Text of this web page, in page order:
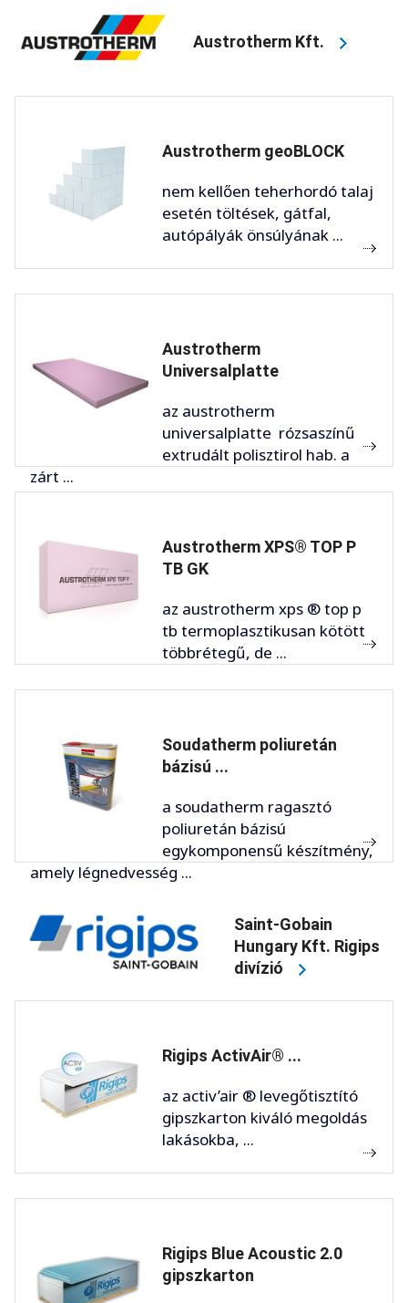
Austrotherm Kft.
Austrotherm geoBLOCK
nem kellően teherhordó talaj
esetén töltések, gátfal,
autópályák önsúlyának ...
Austrotherm
Universalplatte
az austrotherm
universalplatte rózsaszínű
extrudált polisztirol hab. a
zárt ...
Austrotherm XPS® TOP P
TB GK
az austrotherm xps ® top p
tb termoplasztikusan kötött
többrétegű, de ...
Soudatherm poliuretán
bázisú ...
a soudatherm ragasztó
poliuretán bázisú
egykomponensű készítmény,
amely légnedvesség ...
Saint-Gobain
Hungary Kft. Rigips
divízió
Rigips ActivAir® ...
az activ’air ® levegőtisztító
gipszkarton kiváló megoldás
lakásokba, ...
Rigips Blue Acoustic 2.0
gipszkarton